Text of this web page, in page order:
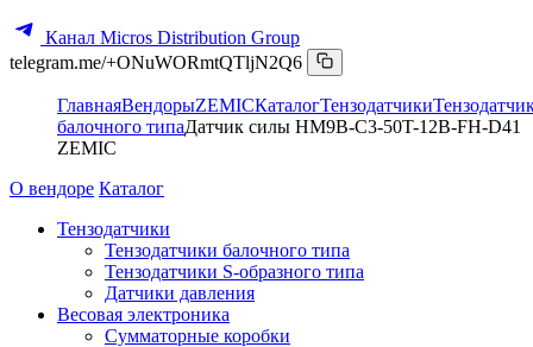
Канал Micros Distribution Group
telegram.me/+ONuWORmtQTljN2Q6
ГлавнаяВендорыZEMICКаталогТензодатчики
балочного типаДатчик силы HM9B-C3-50T-12B-FH-D41
ZEMIC
О вендоре Каталог
Тензодатчики
Тензодатчики балочного типа
Тензодатчики S-образного типа
Датчики давления
Весовая электроника
Сумматорные коробки